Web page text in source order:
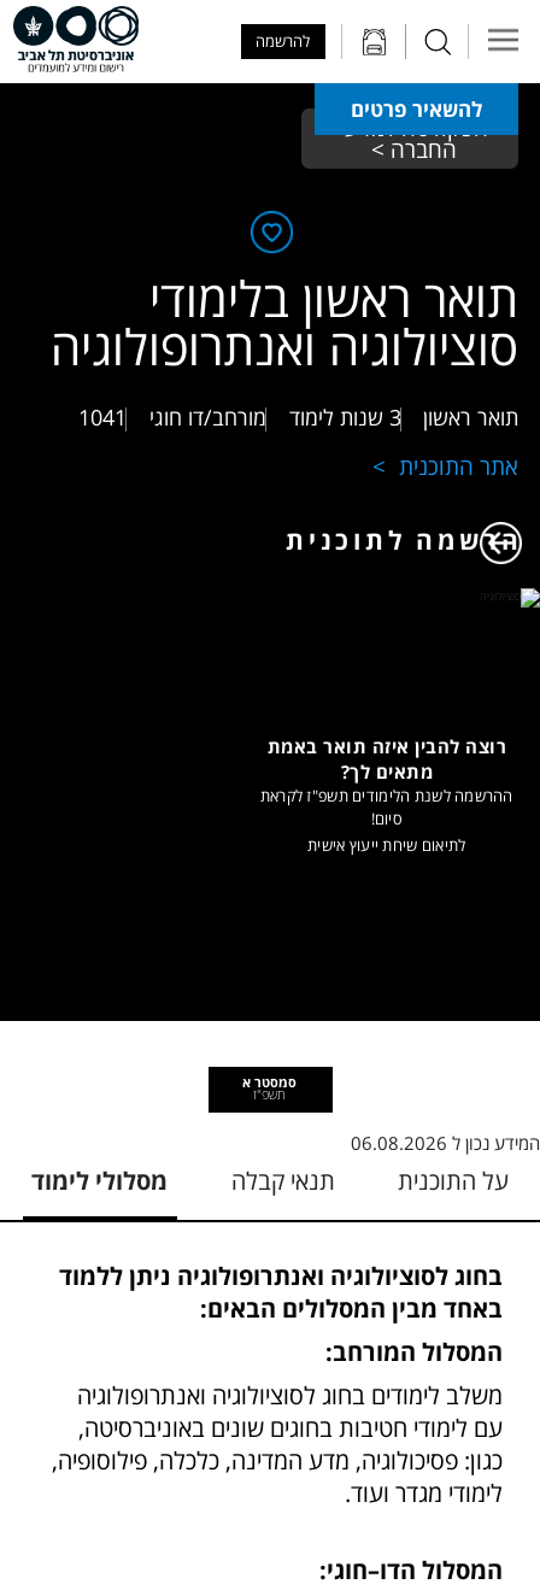
להרשמה
להשאיר פרטים
הפקולטה למדעי
החברה >
תואר ראשון בלימודי
סוציולוגיה ואנתרופולוגיה
תואר ראשון 3 שנות לימוד מורחב/דו חוגי 1041
אתר התוכנית
הרשמה לתוכנית
רוצה להבין איזה תואר באמת
מתאים לך?
ההרשמה לשנת הלימודים תשפ"ז לקראת
סיום!
לתיאום שיחת ייעוץ אישית
סמסטר א
תשפ"ז
המידע נכון ל 06.08.2026
על התוכנית תנאי קבלה מסלולי לימוד
בחוג לסוציולוגיה ואנתרופולוגיה ניתן ללמוד
באחד מבין המסלולים הבאים:
המסלול המורחב:
משלב לימודים בחוג לסוציולוגיה ואנתרופולוגיה
עם לימודי חטיבות בחוגים שונים באוניברסיטה,
כגון: פסיכולוגיה, מדע המדינה, כלכלה, פילוסופיה,
לימודי מגדר ועוד.
המסלול הדו–חוגי: